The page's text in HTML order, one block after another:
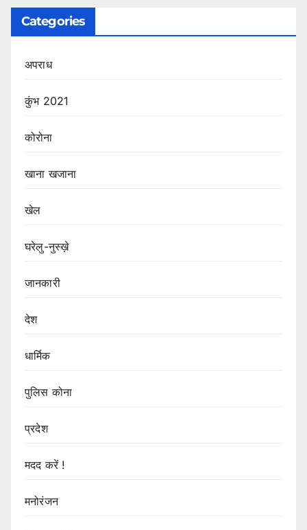
Categories
अपराध
कुंभ 2021
कोरोना
खाना खजाना
खेल
घरेलु-नुस्ख़े
जानकारी
देश
धार्मिक
पुलिस कोना
प्रदेश
मदद करें !
मनोरंजन